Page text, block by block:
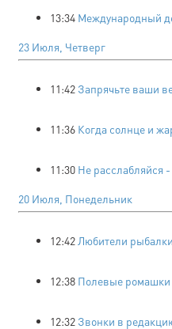
13:34 Международный
23 Июля, Четверг
11:42 Запрячьте ваши
11:36 Когда солнце и
11:30 Не расслабляйся
20 Июля, Понедельник
12:42 Любители
12:38 Полевые
12:32 Звонки в